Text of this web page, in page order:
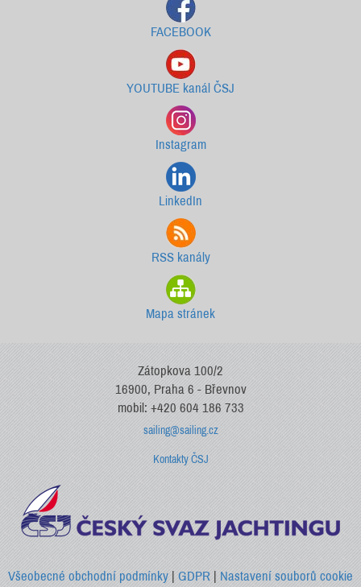
FACEBOOK
YOUTUBE kanál ČSJ
Instagram
LinkedIn
RSS kanály
Mapa stránek
Zátopkova 100/2
16900, Praha 6 - Břevnov
mobil: +420 604 186 733
sailing@sailing.cz
Kontakty ČSJ
Všeobecné obchodní podmínky |GDPR |Nastavení souborů cookie